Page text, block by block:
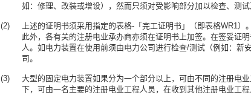
如：修理、改装或增设），然而只须对受影响部分加以检查、测试
上述的证明书须采用指定的表格-「完工证明书」（即表格WR1
此外，各有关的注册电业承办商亦须在证明书上加签。在签妥证
人。如电力装置在使用前须由电力公司进行检查/测试（例如：
司。
大型的固定电力装置如果分为一个部分以上，可由不同的注册电
下，可由一名主要的注册电业工程人员，在收到其他注册电业工